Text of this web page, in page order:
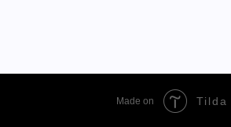
Made on Tilda